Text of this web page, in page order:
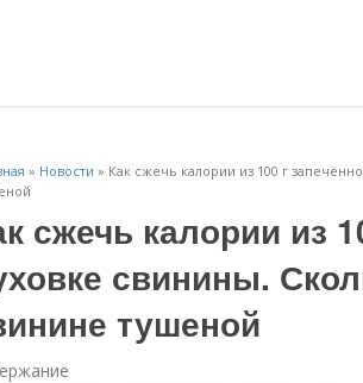
» Новости » Как сжечь калории из 100 г
сжечь калории из
свинины.
тушеной